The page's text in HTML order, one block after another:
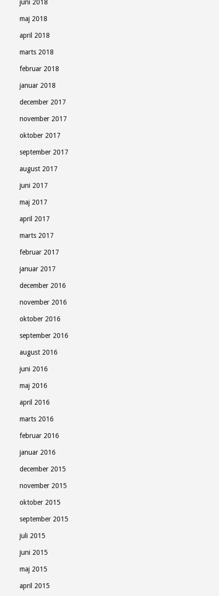
juni 2018
maj 2018
april 2018
marts 2018
februar 2018
januar 2018
december 2017
november 2017
oktober 2017
september 2017
august 2017
juni 2017
maj 2017
april 2017
marts 2017
februar 2017
januar 2017
december 2016
november 2016
oktober 2016
september 2016
august 2016
juni 2016
maj 2016
april 2016
marts 2016
februar 2016
januar 2016
december 2015
november 2015
oktober 2015
september 2015
juli 2015
juni 2015
maj 2015
april 2015